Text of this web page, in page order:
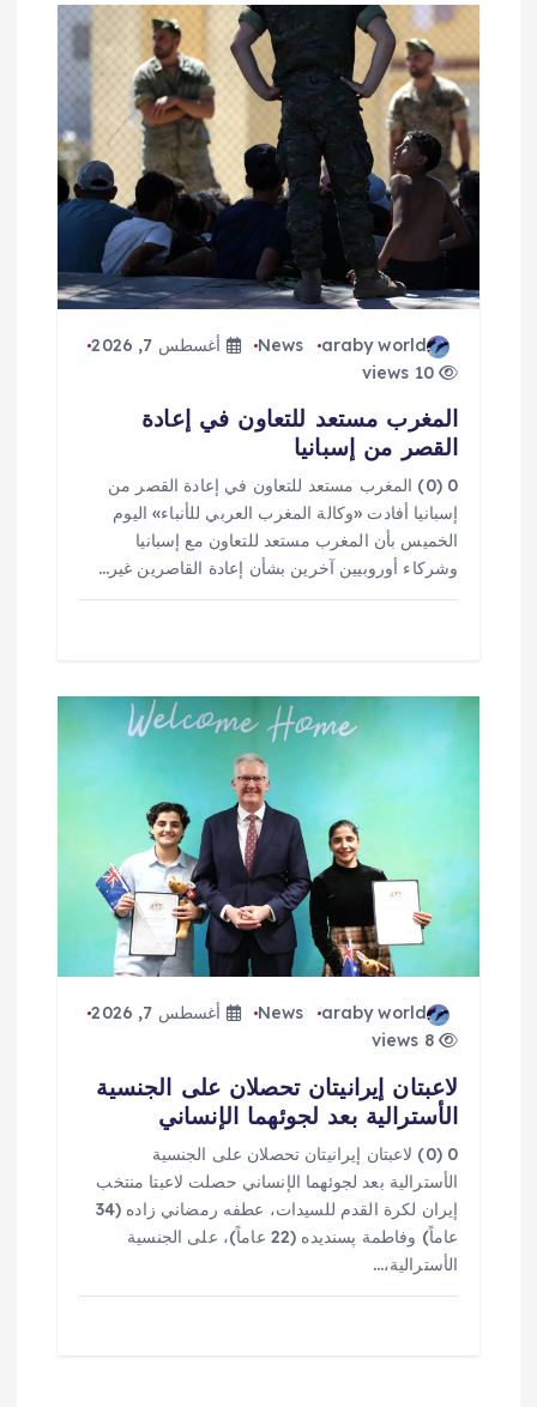
ق
ت
araby world
News
أغسطس 7, 2026
10 views
المغرب مستعد للتعاون في إعادة
القصر من إسبانيا
0 (0) المغرب مستعد للتعاون في إعادة القصر من
إسبانيا أفادت «وكالة المغرب العربي للأنباء» اليوم
الخميس بأن المغرب مستعد للتعاون مع إسبانيا
وشركاء أوروبيين آخرين بشأن إعادة القاصرين غير…
araby world
News
أغسطس 7, 2026
8 views
لاعبتان إيرانيتان تحصلان على الجنسية
الأسترالية بعد لجوئهما الإنساني
0 (0) لاعبتان إيرانيتان تحصلان على الجنسية
الأسترالية بعد لجوئهما الإنساني حصلت لاعبتا منتخب
إيران لكرة القدم للسيدات، عطفه رمضاني زاده (34
عاماً) وفاطمة پسنديده (22 عاماً)، على الجنسية
الأسترالية،…